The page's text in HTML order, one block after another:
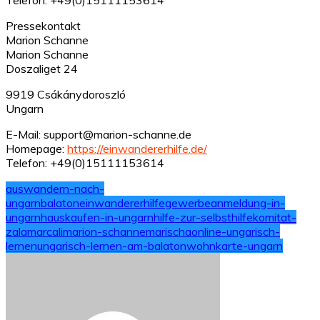
Pressekontakt
Marion Schanne
Marion Schanne
Doszaliget 24
9919 Csákánydoroszló
Ungarn
E-Mail: support@marion-schanne.de
Homepage: https://einwandererhilfe.de/
Telefon: +49(0)15111153614
auswandern-nach-
ungarnbalatoneinwandererhilfegewerbeanmeldung-in-
ungarnhauskaufen-in-ungarnhilfe-zur-selbsthilfekomitat-
zalamarcalimarion-schannemarischaonline-ungarisch-
lernenungarisch-lernen-am-balatonwohnkarte-ungarn